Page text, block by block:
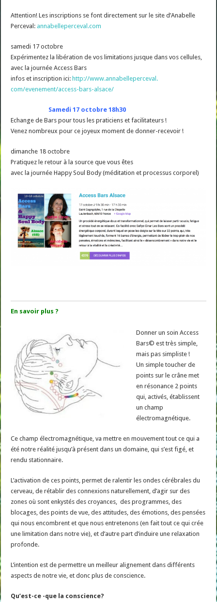
Attention! Les inscriptions se font directement sur le site d’Anabelle
Perceval:annabelleperceval.com
samedi 17 octobre
Expérimentez la libération de vos limitations jusque dans vos cellules,
avec la journée Access Bars
infos et inscription ici: http://www.annabelleperceval.
com/evenement/access-bars-alsace/
Samedi 17 octobre 18h30
Echange de Bars pour tous les praticiens et facilitateurs !
Venez nombreux pour ce joyeux moment de donner-recevoir !
dimanche 18 octobre
Pratiquez le retour à la source que vous êtes
avec la journée Happy Soul Body (méditation et processus corporel)
En savoir plus ?
Donner un soin Access
Bars© est très simple,
mais pas simpliste !
Un simple toucher de
points sur le crâne met
en résonance 2 points
qui, activés, établissent
un champ
électromagnétique.
Ce champ électromagnétique, va mettre en mouvement tout ce qui a
été notre réalité jusqu’à présent dans un domaine, qui s’est figé, et
rendu stationnaire.
L’activation de ces points, permet de ralentir les ondes cérébrales du
cerveau, de rétablir des connexions naturellement, d’agir sur des
zones où sont enkystés des croyances, des programmes, des
blocages, des points de vue, des attitudes, des émotions, des pensées
qui nous encombrent et que nous entretenons (en fait tout ce qui crée
une limitation dans notre vie), et d’autre part d’induire une relaxation
profonde.
L’intention est de permettre un meilleur alignement dans différents
aspects de notre vie, et donc plus de conscience.
Qu’est-ce -que la conscience?